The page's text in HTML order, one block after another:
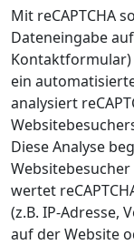
Mit reCAPTCHA
Dateneingabe
ein
analysiert
Diese Analyse
wertet
(z.B. IP-Adresse,
auf der Website